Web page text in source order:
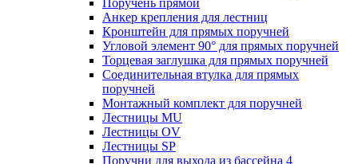
Анкер крепления для лестниц
Кронштейн для прямых поручней
Угловой элемент 90° для прямых поручней
Торцевая заглушка для прямых поручней
Соединительная втулка для прямых
поручней
Монтажный комплект для поручней
Лестницы MU
Лестницы OV
Лестницы SP
Поручни для выхода из бассейна 4